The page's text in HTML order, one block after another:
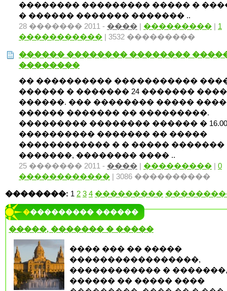
�������� ��������� ����� �
� ������ ������� ������� ..
28 ������� 2011 - ���� | ��������� | 1
����������� | 3532 ���������
������ �������� ��������
��������
�� ���������� �����������
������ � ������� 24 �������
������. ��� �������� �����
������ ������� �� ���������.
��������� �������� ������ �
���������� ������� �� �����
������������ � � ����� �������
�������, �������� ���� ..
25 ������� 2011 - ���� | ��������� | 0
������������ | 3086 ����������
��������: 1 2 3 4 ���������
���������� ������
�����, ������� � �����
���� ��� �� �����
�����������������,
������������ � �������,
������ �� ����� ����